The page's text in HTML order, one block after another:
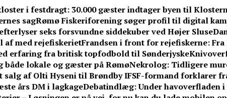
i festdragt: 30.000 gæster indtager byen til
sagRømø Fiskeriforening søger profil til digital
seks forsvundne siddekuber ved Højer Sluse
af med rejefiskerietFrandsen i front for rejefiskerne:
erfaring fra britisk topfodbold til Sønderjyske
både lokale og gæster på RømøNekrolog: Tidligere
af Olti Hyseni til Brøndby IFSF-formand forklarer
års DM i lagkageDebatindlæg: Under havoverfladen i